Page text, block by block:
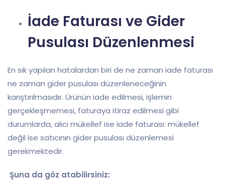
İade Faturası ve Gider
Pusulası Düzenlenmesi
En sık yapılan hatalardan biri de ne zaman iade faturası
ne zaman gider pusulası düzenleneceğinin
karıştırılmasıdır. Ürünün iade edilmesi, işlemin
gerçekleşmemesi, faturaya itiraz edilmesi gibi
durumlarda, alıcı mükellef ise iade faturası: mükellef
değil ise satıcının gider pusulası düzenlemesi
gerekmektedir.
Şuna da göz atabilirsiniz: